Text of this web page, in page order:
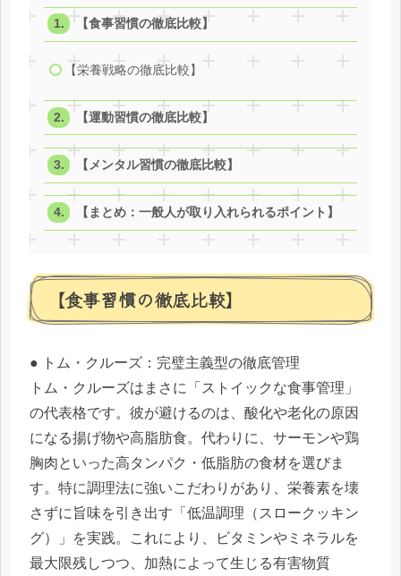
【食事習慣の徹底比較】
【栄養戦略の徹底比較】
【運動習慣の徹底比較】
【メンタル習慣の徹底比較】
【まとめ：一般人が取り入れられるポイント】
【食事習慣の徹底比較】
● トム・クルーズ：完璧主義型の徹底管理
トム・クルーズはまさに「ストイックな食事管理」
の代表格です。彼が避けるのは、酸化や老化の原因
になる揚げ物や高脂肪食。代わりに、サーモンや鶏
胸肉といった高タンパク・低脂肪の食材を選びま
す。特に調理法に強いこだわりがあり、栄養素を壊
さずに旨味を引き出す「低温調理（スロークッキン
グ）」を実践。これにより、ビタミンやミネラルを
最大限残しつつ、加熱によって生じる有害物質